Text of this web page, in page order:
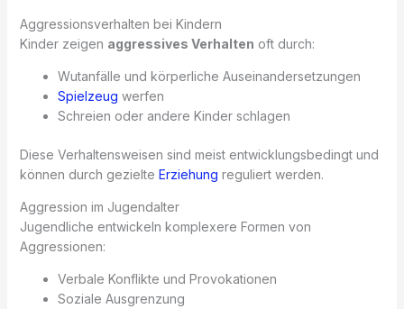
Aggressionsverhalten bei Kindern
Kinder zeigen aggressives Verhalten oft durch:
Wutanfälle und körperliche Auseinandersetzungen
Spielzeug werfen
Schreien oder andere Kinder schlagen
Diese Verhaltensweisen sind meist entwicklungsbedingt und
können durch gezielte Erziehung reguliert werden.
Aggression im Jugendalter
Jugendliche entwickeln komplexere Formen von
Aggressionen:
Verbale Konflikte und Provokationen
Soziale Ausgrenzung